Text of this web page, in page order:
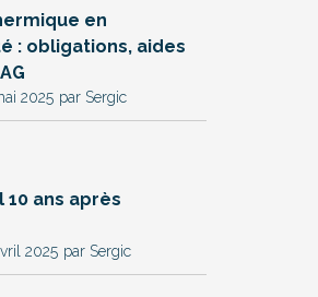
en
: obligations, aides
par Sergic
2025
10 ans après
par Sergic
2025